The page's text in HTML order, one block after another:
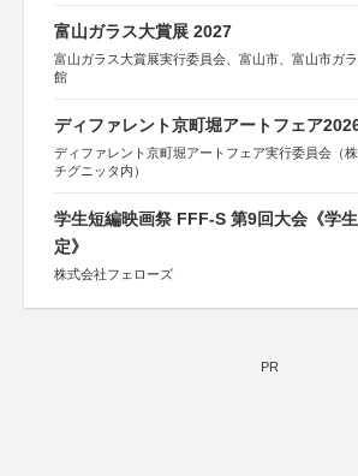
協力：読売新聞社
後援：厚生労働省
文部科学省
奈良県
「“よい仕事おこし”フェア」実行委員会
関西文化学術研究都市推進機構
東京難病団体連絡協議会
富山ガラス大賞展 2027
富山ガラス大賞展実行委員会、富山市、富山市ガ
館
ディファレント京町堀アートフェア
ディファレント京町堀アートフェア実行委員会（
チグニッタ内）
学生短編映画祭 FFF-S 第9回大会《学
定》
株式会社フェローズ
PR